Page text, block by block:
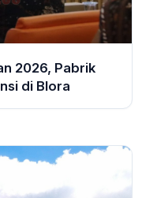
2026, Pabrik
di Blora